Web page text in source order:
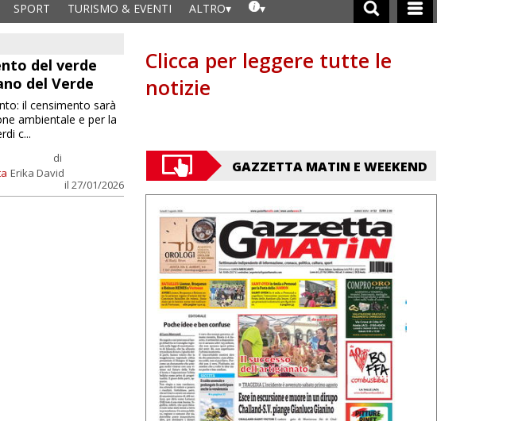
SPORT TURISMO & EVENTI ALTRO
del verde
del Verde
di
Erika David
il 27/01/2026
il censimento sarà
ambientale e per la
c...
Clicca per leggere tutte le
notizie
GAZZETTA MATIN E WEEKEND